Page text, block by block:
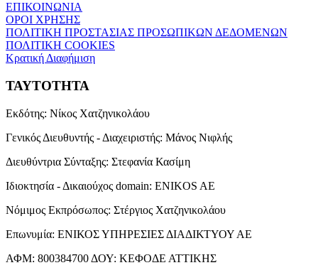
ΕΠΙΚΟΙΝΩΝΙΑ
ΟΡΟΙ ΧΡΗΣΗΣ
ΠΟΛΙΤΙΚΗ ΠΡΟΣΤΑΣΙΑΣ ΠΡΟΣΩΠΙΚΩΝ ΔΕΔΟΜΕΝΩΝ
ΠΟΛΙΤΙΚΗ COOKIES
Κρατική Διαφήμιση
ΤΑΥΤΟΤΗΤΑ
Εκδότης: Νίκος Χατζηνικολάου
Γενικός Διευθυντής - Διαχειριστής: Μάνος Νιφλής
Διευθύντρια Σύνταξης: Στεφανία Κασίμη
Ιδιοκτησία - Δικαιούχος domain: ENIKOS AE
Νόμιμος Εκπρόσωπος: Στέργιος Χατζηνικολάου
Επωνυμία: ΕΝΙΚΟΣ ΥΠΗΡΕΣΙΕΣ ΔΙΑΔΙΚΤΥΟΥ ΑΕ
ΑΦΜ: 800384700 ΔΟΥ: ΚΕΦΟΔΕ ΑΤΤΙΚΗΣ